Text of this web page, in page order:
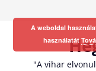
"A vihar
A weboldal
használatát